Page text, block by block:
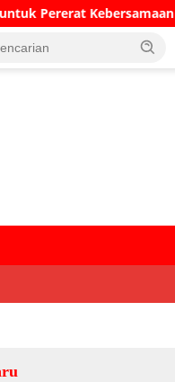
Kesaksian